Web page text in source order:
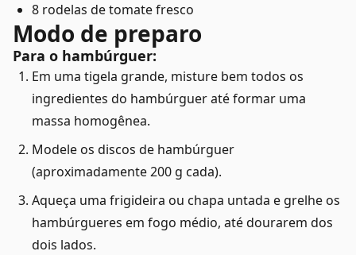
8 rodelas de tomate fresco
Modo de preparo
Para o hambúrguer:
Em uma tigela grande, misture bem todos os
ingredientes do hambúrguer até formar uma
massa homogênea.
Modele os discos de hambúrguer
(aproximadamente 200 g cada).
Aqueça uma frigideira ou chapa untada e grelhe os
hambúrgueres em fogo médio, até dourarem dos
dois lados.